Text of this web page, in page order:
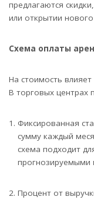
предлагаются
или открытии нового
Схема оплаты
На стоимость
В торговых центрах
Фиксированная
сумму каждый
схема подходит
прогнозируемыми
Процент от